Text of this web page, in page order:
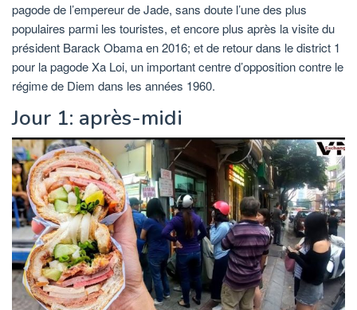
pagode de l’empereur de Jade, sans doute l’une des plus
populaires parmi les touristes, et encore plus après la visite du
président Barack Obama en 2016; et de retour dans le district 1
pour la pagode Xa Loi, un important centre d’opposition contre le
régime de Diem dans les années 1960.
Jour 1: après-midi